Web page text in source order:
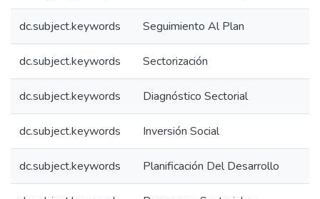
dc.subject.keywords Seguimiento Al Plan
dc.subject.keywords Sectorización
dc.subject.keywords Diagnóstico Sectorial
dc.subject.keywords Inversión Social
dc.subject.keywords Planificación Del Desarrollo